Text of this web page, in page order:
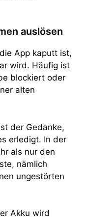
auslösen
App kaputt ist,
wird. Häufig ist
blockiert oder
alten
der Gedanke,
erledigt. In der
als nur den
nämlich
ungestörten
Akku wird